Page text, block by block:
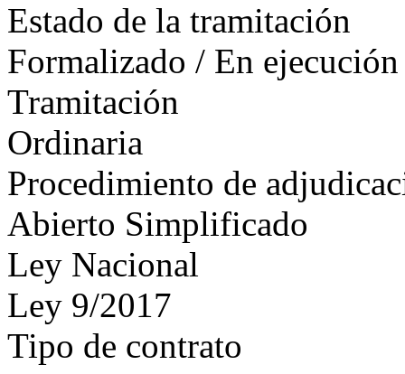
Estado de la tramitación
Formalizado / En ejecución
Tramitación
Ordinaria
Procedimiento de
Abierto Simplificado
Ley Nacional
Ley 9/2017
Tipo de contrato